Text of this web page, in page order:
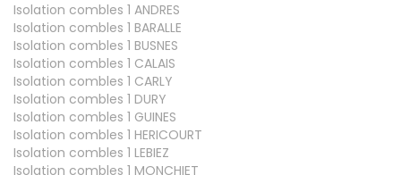
Isolation combles 1 ANDRES
Isolation combles 1 BARALLE
Isolation combles 1 BUSNES
Isolation combles 1 CALAIS
Isolation combles 1 CARLY
Isolation combles 1 DURY
Isolation combles 1 GUINES
Isolation combles 1 HERICOURT
Isolation combles 1 LEBIEZ
Isolation combles 1 MONCHIET